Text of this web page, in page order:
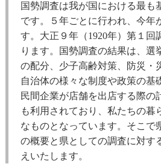
国勢調査は我が国における最も
です。５年ごとに行われ、今年
す。大正９年（1920年）第１回
ります。国勢調査の結果は、選
の配分、少子高齢対策、防災・
自治体の様々な制度や政策の基
民間企業が店舗を出店する際の
も利用されており、私たちの暮
なものとなっています。そこで
の概要と県としての調査に対す
えいたします。